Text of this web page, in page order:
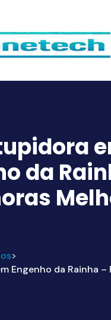
da
>
Engenho da Rainha –